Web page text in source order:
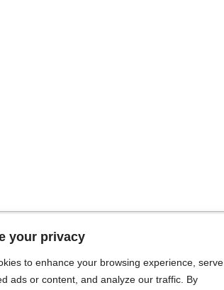
your privacy
to enhance your browsing experience, serve
ads or content, and analyze our traffic. By